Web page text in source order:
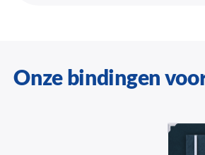
Onze bindingen